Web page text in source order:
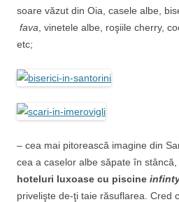
soare văzut din Oia, casele albe,
fava , vinetele albe, roşiile cherry,
etc;
– cea mai pitorească imagine din
cea a caselor albe săpate în
hoteluri luxoase cu piscine
privelişte de-ţi taie răsuflarea. Cred